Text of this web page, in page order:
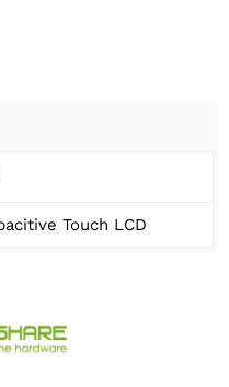
Touch LCD